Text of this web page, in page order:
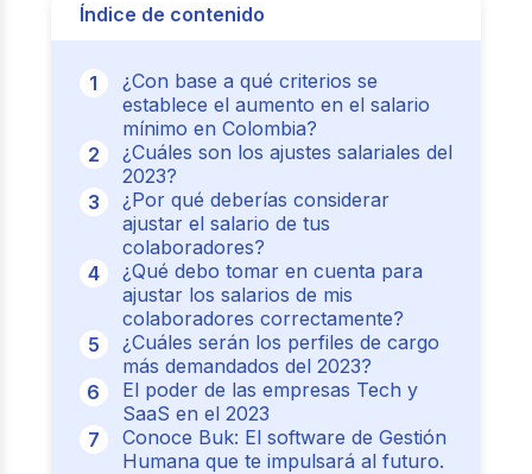
Índice de contenido
¿Con base a qué criterios se
establece el aumento en el salario
mínimo en Colombia?
¿Cuáles son los ajustes salariales del
2023?
¿Por qué deberías considerar
ajustar el salario de tus
colaboradores?
¿Qué debo tomar en cuenta para
ajustar los salarios de mis
colaboradores correctamente?
¿Cuáles serán los perfiles de cargo
más demandados del 2023?
El poder de las empresas Tech y
SaaS en el 2023
Conoce Buk: El software de Gestión
Humana que te impulsará al futuro.